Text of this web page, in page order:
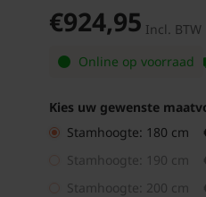
€924,95 Incl. BTW
Online op voorraad
Kies uw gewenste
Stamhoogte: 180 cm
Stamhoogte: 190 cm
Stamhoogte: 200 cm